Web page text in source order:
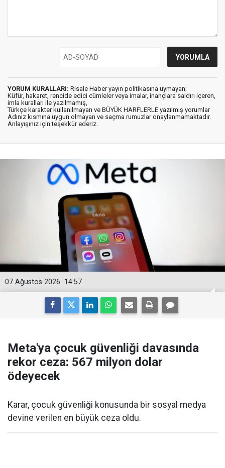
YORUM KURALLARI: Risale Haber yayın politikasına uymayan;
Küfür, hakaret, rencide edici cümleler veya imalar, inançlara saldırı içeren,
imla kuralları ile yazılmamış,
Türkçe karakter kullanılmayan ve BÜYÜK HARFLERLE yazılmış yorumlar
Adınız kısmına uygun olmayan ve saçma rumuzlar onaylanmamaktadır.
Anlayışınız için teşekkür ederiz.
14:57
07 Ağustos 2026
Meta'ya çocuk güvenliği davasında
rekor ceza: 567 milyon dolar
ödeyecek
Karar, çocuk güvenliği konusunda bir sosyal medya
devine verilen en büyük ceza oldu.